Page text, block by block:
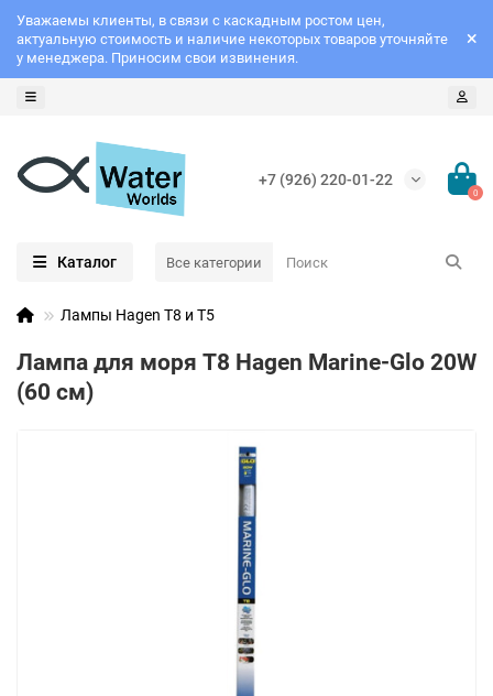
Уважаемы клиенты, в связи с каскадным ростом цен,
актуальную стоимость и наличие некоторых товаров уточняйте
у менеджера. Приносим свои извинения.
+7 (926) 220-01-22
0
Каталог Все категории
Лампы Hagen Т8 и Т5
Лампа для моря T8 Hagen Marine-Glo 20W
(60 см)